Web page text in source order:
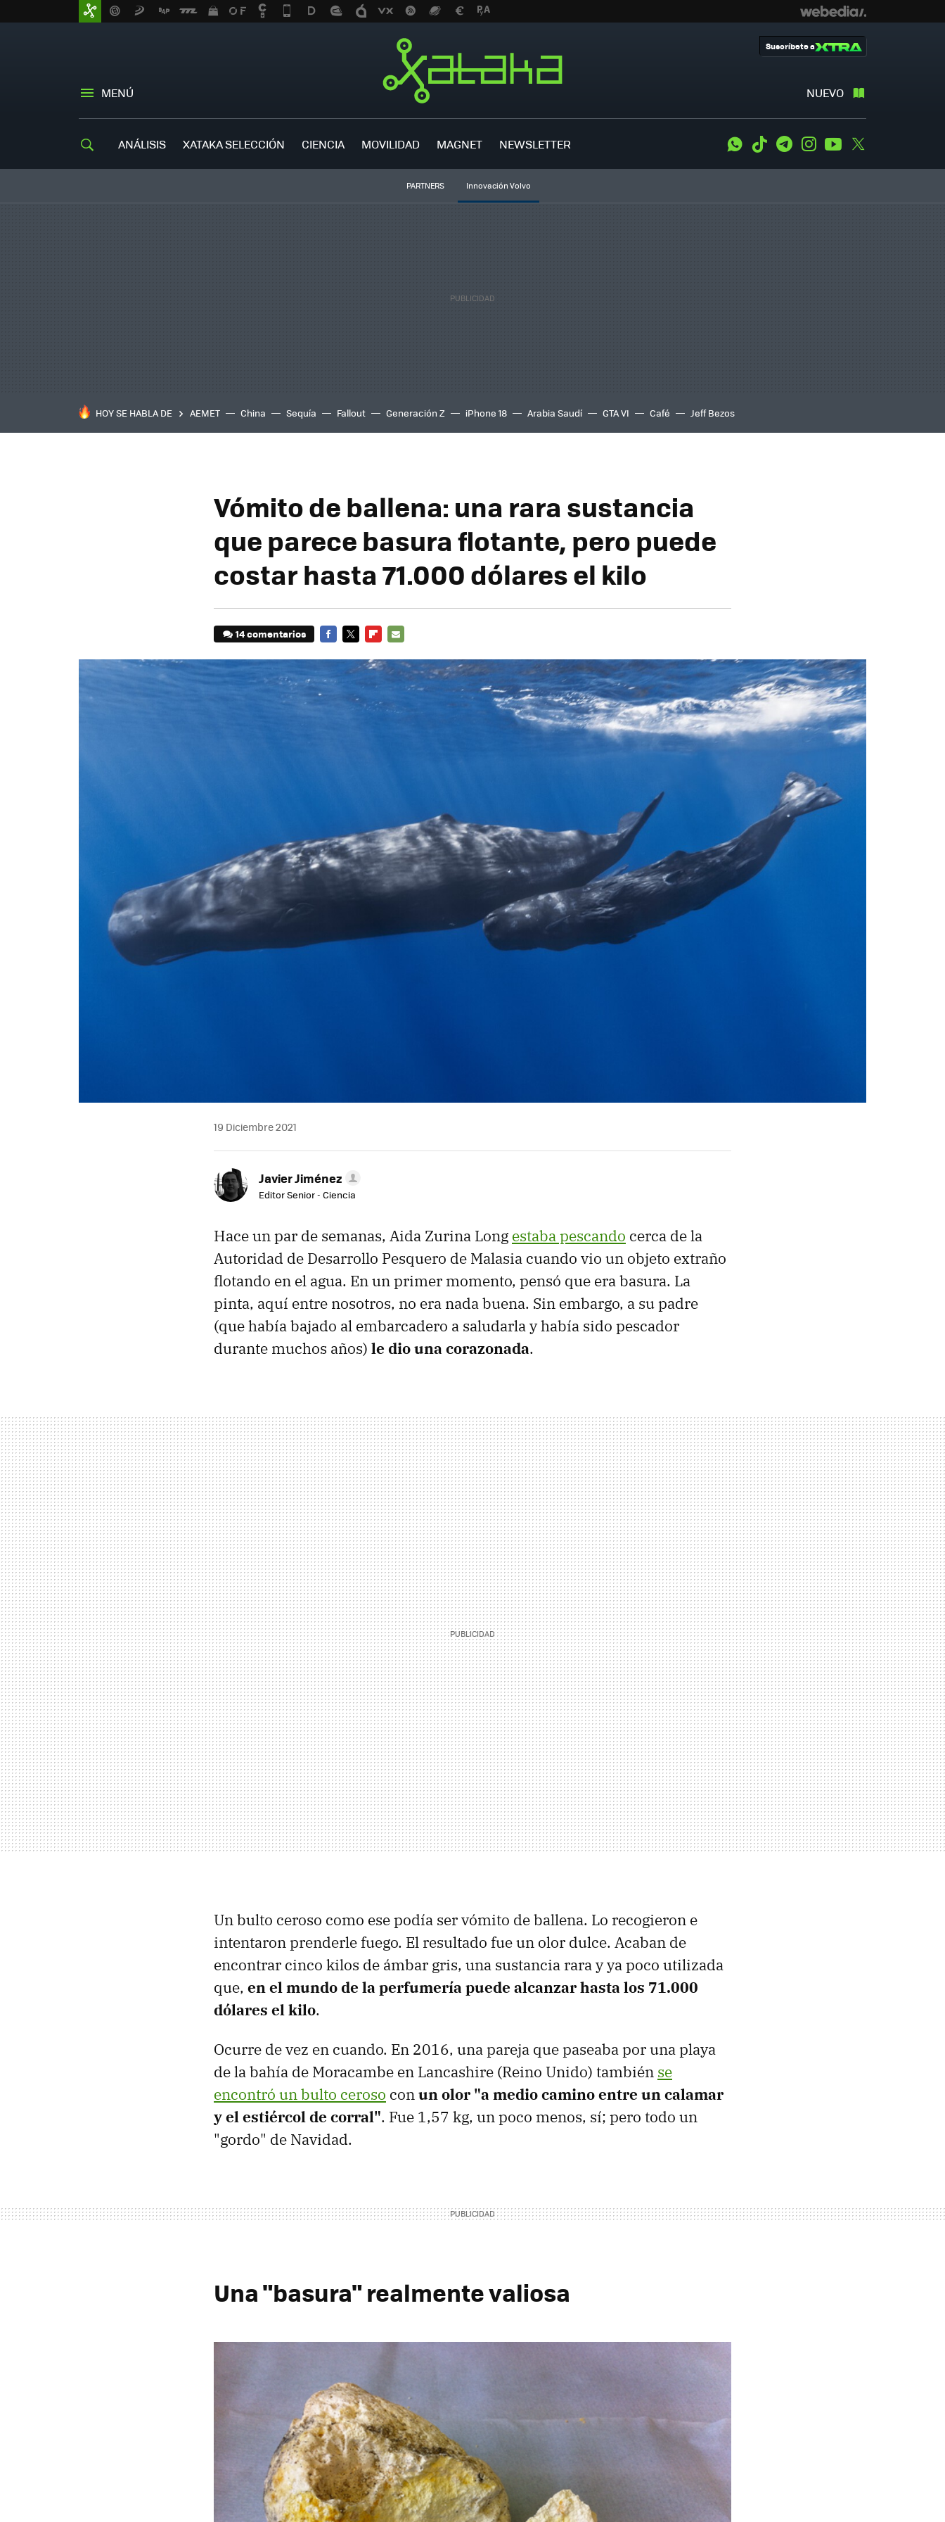
MENÚ NUEVO
Suscríbete a
ANÁLISIS XATAKA SELECCIÓN CIENCIA MOVILIDAD MAGNET NEWSLETTER WhatsApp
Tiktok TelegramInstagramYoutube
PARTNERS Innovación Volvo
HOY SE HABLA DE AEMET China Sequía Fallout Generación Z iPhone 18 Arabia Saudí GTA VI Café Jeff Bezos
Vómito de ballena: una rara sustancia
que parece basura flotante, pero puede
costar hasta 71.000 dólares el kilo
14 comentarios
MAIL
19 Diciembre 2021
Javier Jiménez
Editor Senior - Ciencia
Hace un par de semanas, Aida Zurina Long estaba pescando cerca de la
Autoridad de Desarrollo Pesquero de Malasia cuando vio un objeto extraño
flotando en el agua. En un primer momento, pensó que era basura. La
pinta, aquí entre nosotros, no era nada buena. Sin embargo, a su padre
(que había bajado al embarcadero a saludarla y había sido pescador
durante muchos años) le dio una corazonada.
Un bulto ceroso como ese podía ser vómito de ballena. Lo recogieron e
intentaron prenderle fuego. El resultado fue un olor dulce. Acaban de
encontrar cinco kilos de ámbar gris, una sustancia rara y ya poco utilizada
que, en el mundo de la perfumería puede alcanzar hasta los 71.000
dólares el kilo.
Ocurre de vez en cuando. En 2016, una pareja que paseaba por una playa
de la bahía de Moracambe en Lancashire (Reino Unido) también se
encontró un bulto ceroso conun olor "a medio camino entre un calamar
y el estiércol de corral". Fue 1,57 kg, un poco menos, sí; pero todo un
"gordo" de Navidad.
Una "basura" realmente valiosa